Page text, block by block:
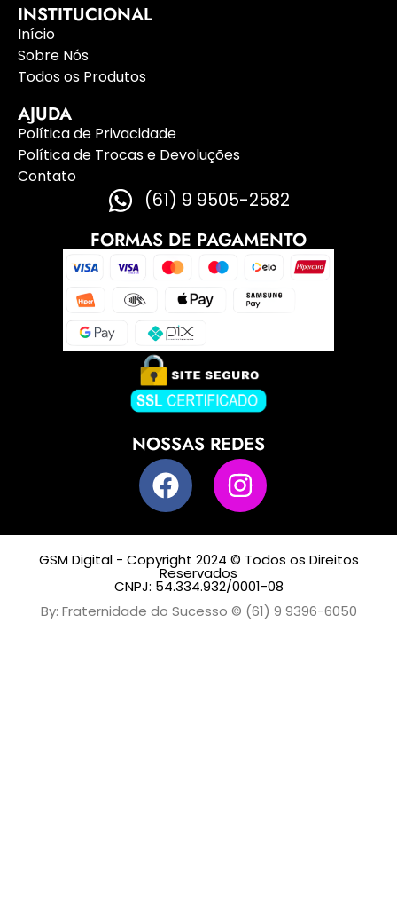
INSTITUCIONAL
Início
Sobre Nós
Todos os Produtos
AJUDA
Política de Privacidade
Política de Trocas e Devoluções
Contato
(61) 9 9505-2582
FORMAS DE PAGAMENTO
NOSSAS REDES
GSM Digital - Copyright 2024 © Todos os Direitos
Reservados
CNPJ: 54.334.932/0001-08
By: Fraternidade do Sucesso © (61) 9 9396-6050